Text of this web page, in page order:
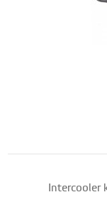
Intercooler